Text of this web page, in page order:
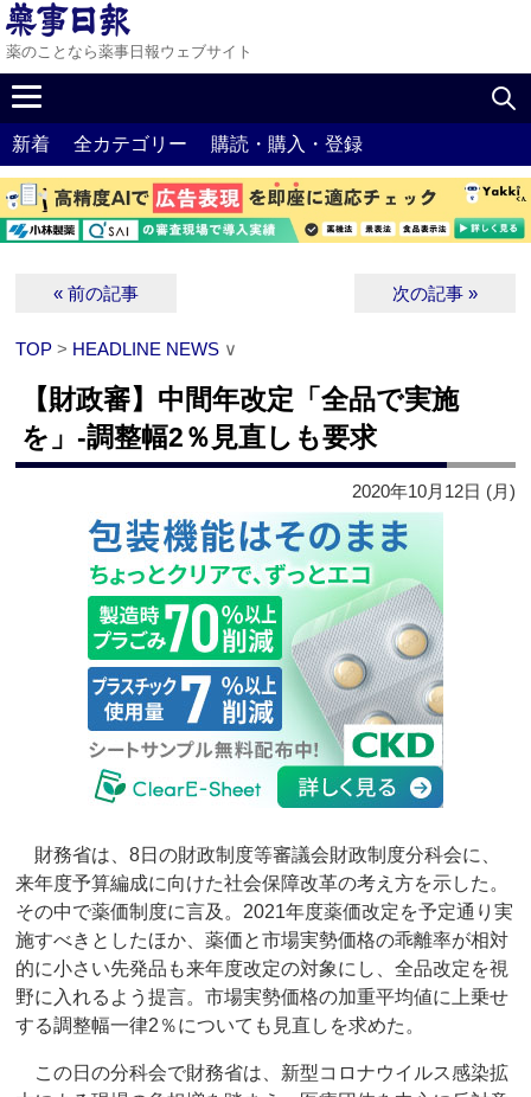
薬のことなら薬事日報ウェブサイト
新着 全カテゴリー 購読・購入・登録
« 前の記事 次の記事 »
TOP > HEADLINE NEWS ∨
【財政審】中間年改定「全品で実施
を」‐調整幅2％見直しも要求
2020年10月12日 (月)
財務省は、8日の財政制度等審議会財政制度分科会に、
来年度予算編成に向けた社会保障改革の考え方を示した。
その中で薬価制度に言及。2021年度薬価改定を予定通り実
施すべきとしたほか、薬価と市場実勢価格の乖離率が相対
的に小さい先発品も来年度改定の対象にし、全品改定を視
野に入れるよう提言。市場実勢価格の加重平均値に上乗せ
する調整幅一律2％についても見直しを求めた。
この日の分科会で財務省は、新型コロナウイルス感染拡